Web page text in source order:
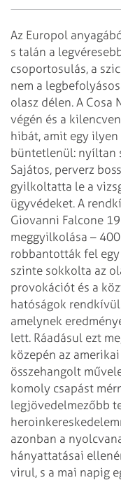
Az Europol
s talán a
csoportosulás, a
nem a
olasz délen. A Cosa
végén és a
hibát, amit egy ilyen
büntetlenül: nyíltan
Sajátos, perverz
gyilkoltatta le a
ügyvédeket. A
Giovanni Falcone
meggyilkolása –
robbantották fel
szinte sokkolta az
provokációt és a
hatóságok
amelynek
lett. Ráadásul ezt
közepén az
összehangolt
komoly csapást
legjövedelmezőbb
azonban a
hányattatásai
virul, s a mai napig